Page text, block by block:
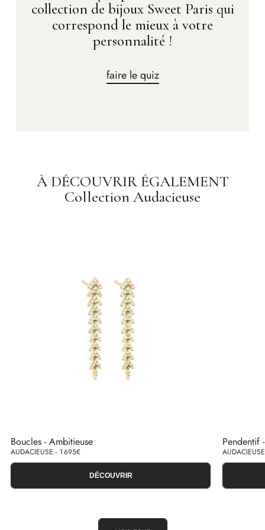
collection de bijoux Sweet Paris qui
correspond le mieux à votre
personnalité !
faire le quiz
À DÉCOUVRIR ÉGALEMENT
Collection Audacieuse
Boucles - Ambitieuse
AUDACIEUSE - 1 695€
DÉCOUVRIR
Pendentif